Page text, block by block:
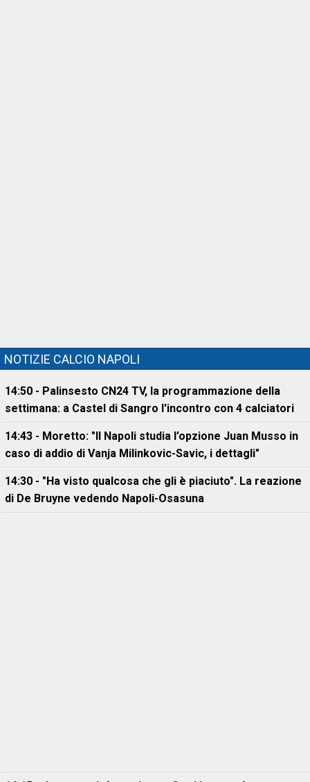
NOTIZIE CALCIO NAPOLI
14:50 - Palinsesto CN24 TV, la programmazione della
settimana: a Castel di Sangro l'incontro con 4 calciatori
14:43 - Moretto: "Il Napoli studia l’opzione Juan Musso in
caso di addio di Vanja Milinkovic-Savic, i dettagli"
14:30 - "Ha visto qualcosa che gli è piaciuto". La reazione
di De Bruyne vedendo Napoli-Osasuna